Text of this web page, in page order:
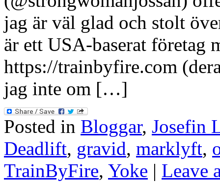
jag är väl glad och stolt
är ett USA-baserat företag
https://trainbyfire.com
jag inte om […]
Posted in Bloggar, Josefin
Deadlift, gravid, marklyft,
TrainByFire, Yoke | Leave